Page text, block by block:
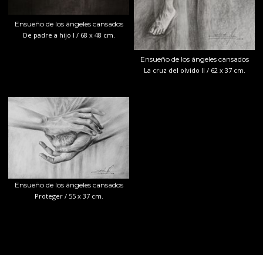
Ensueño de los ángeles cansados
De padre a hijo I / 68 x 48 cm.
Ensueño de los ángeles cansados
La cruz del olvido II / 62 x 37 cm.
Ensueño de los ángeles cansados
Proteger / 55 x 37 cm.